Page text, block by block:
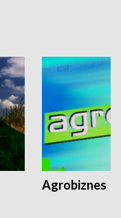
Agrobiznes